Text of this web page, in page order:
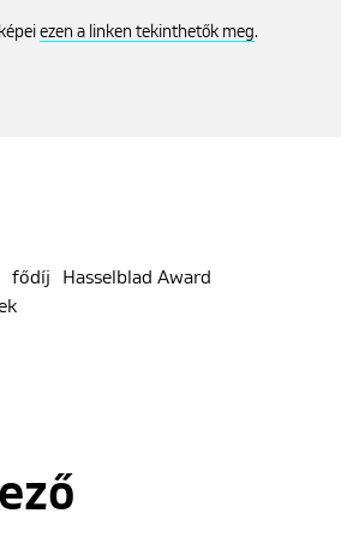
ezen a linken tekinthetők meg.
fődíj
Hasselblad Award